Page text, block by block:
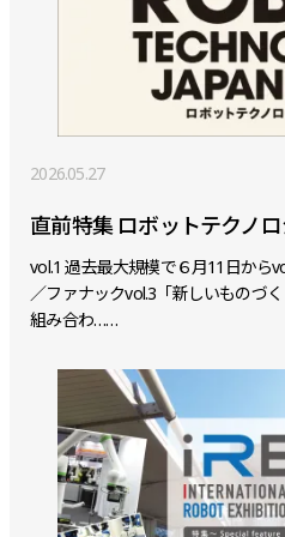
2026.05.27
直前特集 ロボットテクノ
vol.1 過去最大規模で６月11日から
／ファナックvol.3「新しいものづ
組み合わ……